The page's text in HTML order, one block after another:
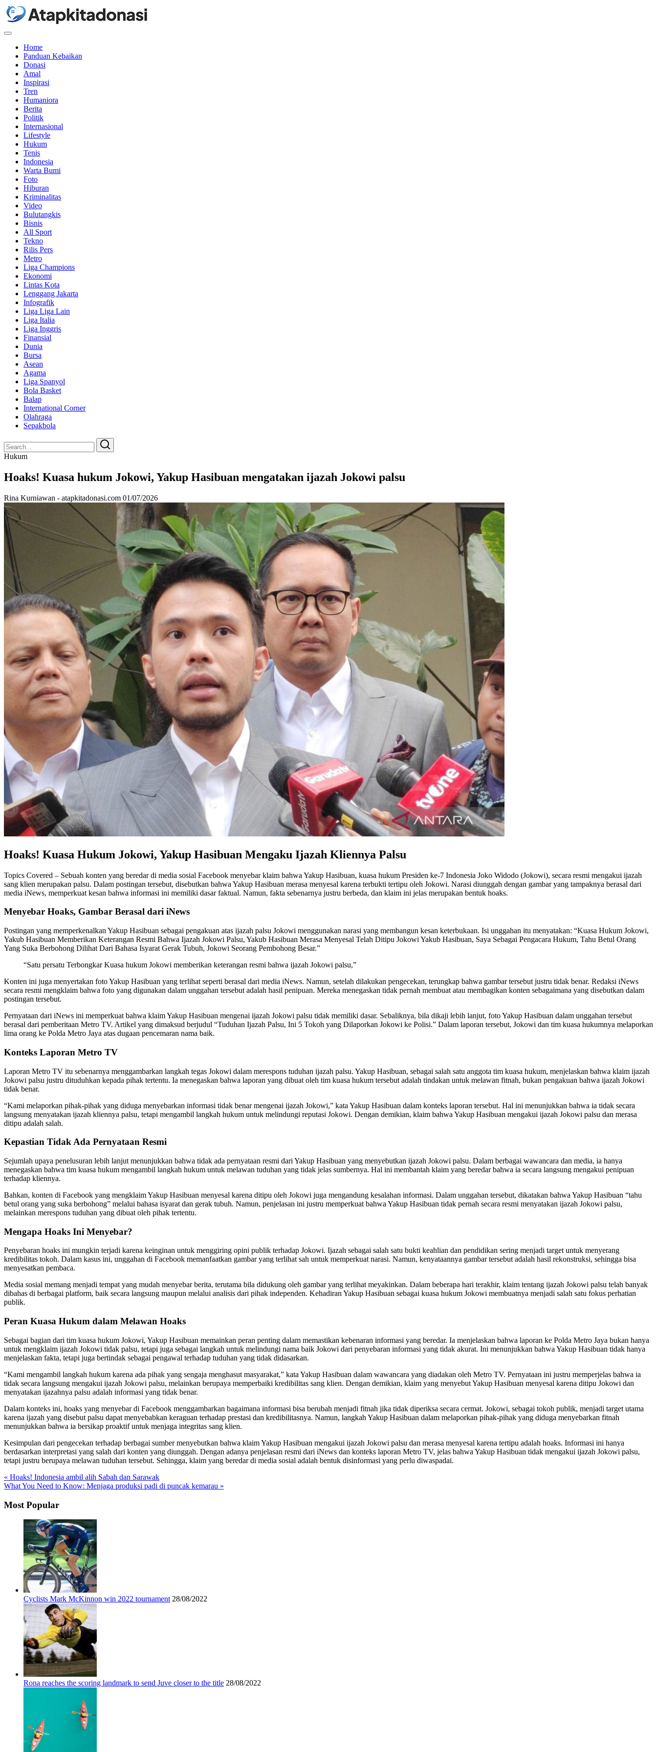
Menu
Home
Panduan Kebaikan
Donasi
Amal
Inspirasi
Tren
Humaniora
Berita
Politik
Internasional
Lifestyle
Hukum
Tenis
Indonesia
Warta Bumi
Foto
Hiburan
Kriminalitas
Video
Bulutangkis
Bisnis
All Sport
Tekno
Rilis Pers
Metro
Liga Champions
Ekonomi
Lintas Kota
Lenggang Jakarta
Infografik
Liga Liga Lain
Liga Italia
Liga Inggris
Finansial
Dunia
Bursa
Asean
Agama
Liga Spanyol
Bola Basket
Balap
International Corner
Olahraga
Sepakbola
Search
for:
Search
Hukum
Hoaks! Kuasa hukum Jokowi, Yakup Hasibuan mengatakan ijazah Jokowi palsu
Rina Kurniawan - atapkitadonasi.com 01/07/2026
Hoaks! Kuasa Hukum Jokowi, Yakup Hasibuan Mengaku Ijazah Kliennya Palsu
Topics Covered – Sebuah konten yang beredar di media sosial Facebook menyebar klaim bahwa Yakup Hasibuan, kuasa hukum Presiden ke-7 Indonesia Joko Widodo (Jokowi), secara resmi mengakui ijazah
sang klien merupakan palsu. Dalam postingan tersebut, disebutkan bahwa Yakup Hasibuan merasa menyesal karena terbukti tertipu oleh Jokowi. Narasi diunggah dengan gambar yang tampaknya berasal dari
media iNews, memperkuat kesan bahwa informasi ini memiliki dasar faktual. Namun, fakta sebenarnya justru berbeda, dan klaim ini jelas merupakan bentuk hoaks.
Menyebar Hoaks, Gambar Berasal dari iNews
Postingan yang memperkenalkan Yakup Hasibuan sebagai pengakuan atas ijazah palsu Jokowi menggunakan narasi yang membangun kesan keterbukaan. Isi unggahan itu menyatakan: “Kuasa Hukum Jokowi,
Yakub Hasibuan Memberikan Keterangan Resmi Bahwa Ijazah Jokowi Palsu, Yakub Hasibuan Merasa Menyesal Telah Ditipu Jokowi Yakub Hasibuan, Saya Sebagai Pengacara Hukum, Tahu Betul Orang
Yang Suka Berbohong Dilihat Dari Bahasa Isyarat Gerak Tubuh, Jokowi Seorang Pembohong Besar.”
“Satu persatu Terbongkar Kuasa hukum Jokowi memberikan keterangan resmi bahwa ijazah Jokowi palsu,”
Konten ini juga menyertakan foto Yakup Hasibuan yang terlihat seperti berasal dari media iNews. Namun, setelah dilakukan pengecekan, terungkap bahwa gambar tersebut justru tidak benar. Redaksi iNews
secara resmi mengklaim bahwa foto yang digunakan dalam unggahan tersebut adalah hasil penipuan. Mereka menegaskan tidak pernah membuat atau membagikan konten sebagaimana yang disebutkan dalam
postingan tersebut.
Pernyataan dari iNews ini memperkuat bahwa klaim Yakup Hasibuan mengenai ijazah Jokowi palsu tidak memiliki dasar. Sebaliknya, bila dikaji lebih lanjut, foto Yakup Hasibuan dalam unggahan tersebut
berasal dari pemberitaan Metro TV. Artikel yang dimaksud berjudul “Tuduhan Ijazah Palsu, Ini 5 Tokoh yang Dilaporkan Jokowi ke Polisi.” Dalam laporan tersebut, Jokowi dan tim kuasa hukumnya melaporkan
lima orang ke Polda Metro Jaya atas dugaan pencemaran nama baik.
Konteks Laporan Metro TV
Laporan Metro TV itu sebenarnya menggambarkan langkah tegas Jokowi dalam merespons tuduhan ijazah palsu. Yakup Hasibuan, sebagai salah satu anggota tim kuasa hukum, menjelaskan bahwa klaim ijazah
Jokowi palsu justru dituduhkan kepada pihak tertentu. Ia menegaskan bahwa laporan yang dibuat oleh tim kuasa hukum tersebut adalah tindakan untuk melawan fitnah, bukan pengakuan bahwa ijazah Jokowi
tidak benar.
“Kami melaporkan pihak-pihak yang diduga menyebarkan informasi tidak benar mengenai ijazah Jokowi,” kata Yakup Hasibuan dalam konteks laporan tersebut. Hal ini menunjukkan bahwa ia tidak secara
langsung menyatakan ijazah kliennya palsu, tetapi mengambil langkah hukum untuk melindungi reputasi Jokowi. Dengan demikian, klaim bahwa Yakup Hasibuan mengakui ijazah Jokowi palsu dan merasa
ditipu adalah salah.
Kepastian Tidak Ada Pernyataan Resmi
Sejumlah upaya penelusuran lebih lanjut menunjukkan bahwa tidak ada pernyataan resmi dari Yakup Hasibuan yang menyebutkan ijazah Jokowi palsu. Dalam berbagai wawancara dan media, ia hanya
menegaskan bahwa tim kuasa hukum mengambil langkah hukum untuk melawan tuduhan yang tidak jelas sumbernya. Hal ini membantah klaim yang beredar bahwa ia secara langsung mengakui penipuan
terhadap kliennya.
Bahkan, konten di Facebook yang mengklaim Yakup Hasibuan menyesal karena ditipu oleh Jokowi juga mengandung kesalahan informasi. Dalam unggahan tersebut, dikatakan bahwa Yakup Hasibuan “tahu
betul orang yang suka berbohong” melalui bahasa isyarat dan gerak tubuh. Namun, penjelasan ini justru memperkuat bahwa Yakup Hasibuan tidak pernah secara resmi menyatakan ijazah Jokowi palsu,
melainkan merespons tuduhan yang dibuat oleh pihak tertentu.
Mengapa Hoaks Ini Menyebar?
Penyebaran hoaks ini mungkin terjadi karena keinginan untuk menggiring opini publik terhadap Jokowi. Ijazah sebagai salah satu bukti keahlian dan pendidikan sering menjadi target untuk menyerang
kredibilitas tokoh. Dalam kasus ini, unggahan di Facebook memanfaatkan gambar yang terlihat sah untuk memperkuat narasi. Namun, kenyataannya gambar tersebut adalah hasil rekonstruksi, sehingga bisa
menyesatkan pembaca.
Media sosial memang menjadi tempat yang mudah menyebar berita, terutama bila didukung oleh gambar yang terlihat meyakinkan. Dalam beberapa hari terakhir, klaim tentang ijazah Jokowi palsu telah banyak
dibahas di berbagai platform, baik secara langsung maupun melalui analisis dari pihak independen. Kehadiran Yakup Hasibuan sebagai kuasa hukum Jokowi membuatnya menjadi salah satu fokus perhatian
publik.
Peran Kuasa Hukum dalam Melawan Hoaks
Sebagai bagian dari tim kuasa hukum Jokowi, Yakup Hasibuan memainkan peran penting dalam memastikan kebenaran informasi yang beredar. Ia menjelaskan bahwa laporan ke Polda Metro Jaya bukan hanya
untuk mengklaim ijazah Jokowi tidak palsu, tetapi juga sebagai langkah untuk melindungi nama baik Jokowi dari penyebaran informasi yang tidak akurat. Ini menunjukkan bahwa Yakup Hasibuan tidak hanya
menjelaskan fakta, tetapi juga bertindak sebagai pengawal terhadap tuduhan yang tidak didasarkan.
“Kami mengambil langkah hukum karena ada pihak yang sengaja menghasut masyarakat,” kata Yakup Hasibuan dalam wawancara yang diadakan oleh Metro TV. Pernyataan ini justru memperjelas bahwa ia
tidak secara langsung mengakui ijazah Jokowi palsu, melainkan berupaya memperbaiki kredibilitas sang klien. Dengan demikian, klaim yang menyebut Yakup Hasibuan menyesal karena ditipu Jokowi dan
menyatakan ijazahnya palsu adalah informasi yang tidak benar.
Dalam konteks ini, hoaks yang menyebar di Facebook menggambarkan bagaimana informasi bisa berubah menjadi fitnah jika tidak diperiksa secara cermat. Jokowi, sebagai tokoh publik, menjadi target utama
karena ijazah yang disebut palsu dapat menyebabkan keraguan terhadap prestasi dan kredibilitasnya. Namun, langkah Yakup Hasibuan dalam melaporkan pihak-pihak yang diduga menyebarkan fitnah
menunjukkan bahwa ia bersikap proaktif untuk menjaga integritas sang klien.
Kesimpulan dari pengecekan terhadap berbagai sumber menyebutkan bahwa klaim Yakup Hasibuan mengakui ijazah Jokowi palsu dan merasa menyesal karena tertipu adalah hoaks. Informasi ini hanya
berdasarkan interpretasi yang salah dari konten yang diunggah. Dengan adanya penjelasan resmi dari iNews dan konteks laporan Metro TV, jelas bahwa Yakup Hasibuan tidak mengakui ijazah Jokowi palsu,
tetapi justru berupaya melawan tuduhan tersebut. Sehingga, klaim yang beredar di media sosial adalah bentuk disinformasi yang perlu diwaspadai.
« Hoaks! Indonesia ambil alih Sabah dan Sarawak
What You Need to Know: Menjaga produksi padi di puncak kemarau »
Most Popular
Cyclists Mark McKinnon win 2022 tournament 28/08/2022
Rona reaches the scoring landmark to send Juve closer to the title 28/08/2022